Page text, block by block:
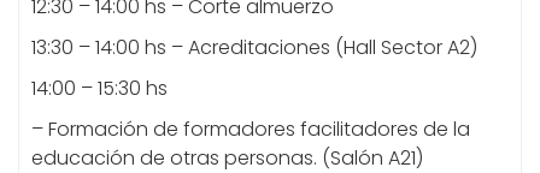
12:30 – 14:00 hs – Corte almuerzo
13:30 – 14:00 hs – Acreditaciones (Hall Sector A2)
14:00 – 15:30 hs
– Formación de formadores facilitadores de la
educación de otras personas. (Salón A21)